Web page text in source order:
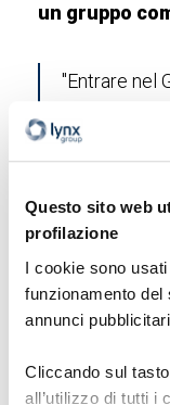
Questo sito web
profilazione
I cookie sono
funzionamento
annunci
Cliccando sul tasto
all’utilizzo di tutti i
un gruppo
"Entrare nel
conferma
noi: siamo
all’interno di
Per noi
molto
annunciato
reazione è